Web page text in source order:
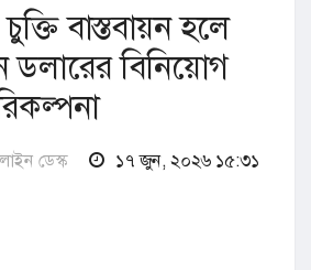
বাস্তবায়ন হলে
ডলারের বিনিয়োগ
ডেস্ক ১৭ জুন, ২০২৬ ১৫:৩১